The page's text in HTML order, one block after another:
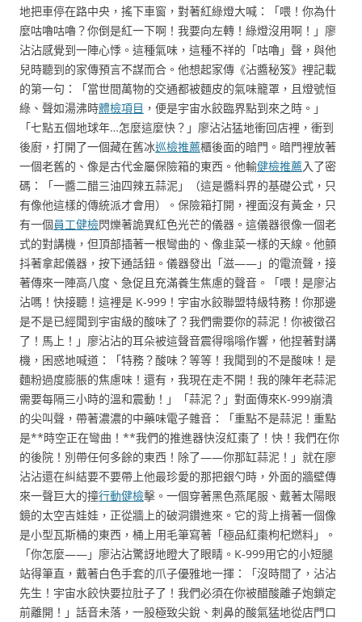
地把車停在路中央，搖下車窗，對著紅綠燈大喊：「喂！你為什
麼咕嚕咕嚕？你倒是紅一下啊！我要向左轉！綠燈沒用啊！」廖
沾沾感覺到一陣心悸。這種氣味，這種不祥的「咕嚕」聲，與他
兒時聽到的家傳預言不謀而合。他想起家傳《沾醬秘笈》裡記載
的第一句：「當世間萬物的交通都被麵皮的氣味籠罩，且燈號恒
綠、聲如湯沸時體檢項目 ，便是宇宙水餃臨界點到來之時。」
「七點五個地球年…怎麼這麼快？」廖沾沾猛地衝回店裡，衝到
後廚，打開了一個藏在舊冰巡檢推薦櫃後面的暗門。暗門裡放著
一個老舊的、像是古代金屬保險箱的東西。他輸健檢推薦入了密
碼：「一醬二醋三油四辣五蒜泥」（這是醬料界的基礎公式，只
有像他這樣的傳統派才會用）。保險箱打開，裡面沒有黃金，只
有一個員工健檢閃爍著詭異紅色光芒的儀器。這儀器很像一個老
式的對講機，但頂部插著一根彎曲的、像韭菜一樣的天線。他顫
抖著拿起儀器，按下通話鈕。儀器發出「滋——」的電流聲，接
著傳來一陣高八度、急促且充滿養生焦慮的聲音。「喂！是廖沾
沾嗎！快接聽！這裡是 K-999！宇宙水餃聯盟特級特務！你那邊
是不是已經聞到宇宙級的酸味了？我們需要你的蒜泥！你被徵召
了！馬上！」廖沾沾的耳朵被這聲音震得嗡嗡作響，他捏著對講
機，困惑地喊道：「特務？酸味？等等！我聞到的不是酸味！是
麵粉過度膨脹的焦慮味！還有，我現在走不開！我的陳年老蒜泥
需要每隔三小時的溫和震動！」「蒜泥？」對面傳來K-999崩潰
的尖叫聲，帶著濃濃的中藥味電子雜音：「重點不是蒜泥！重點
是**時空正在彎曲！**我們的推進器快沒紅棗了！快！我們在你
的後院！別帶任何多餘的東西！除了——你那缸蒜泥！」就在廖
沾沾還在糾結要不要帶上他最珍愛的那把銀勺時，外面的牆壁傳
來一聲巨大的撞行動健檢擊。一個穿著黑色燕尾服、戴著太陽眼
鏡的太空吉娃娃，正從牆上的破洞鑽進來。它的背上揹著一個像
是小型瓦斯桶的東西，桶上用毛筆寫著「極品紅棗枸杞燃料」。
「你怎麼——」廖沾沾驚訝地瞪大了眼睛。K-999用它的小短腿
站得筆直，戴著白色手套的爪子優雅地一揮：「沒時間了，沾沾
先生！宇宙水餃快要拉肚子了！我們必須在你被醋酸離子炮鎖定
前離開！」話音未落，一股極致尖銳、刺鼻的酸氣猛地從店門口